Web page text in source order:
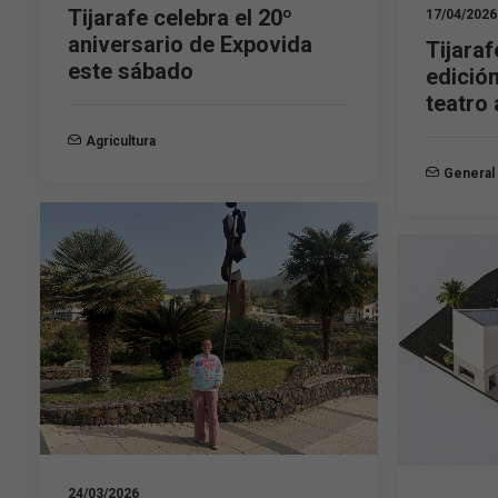
17/04/2026
teatro
General
Tijarafe celebra el 20º
aniversario de Expovida
este sábado
Agricultura
24/03/2026